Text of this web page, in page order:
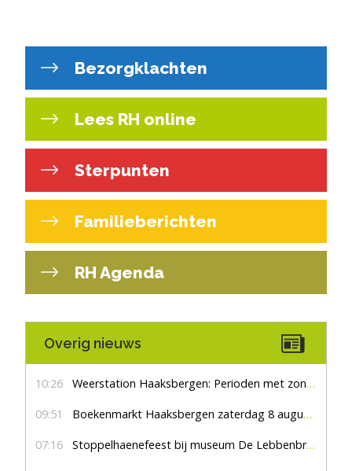
Bezorgklachten
Lees RH online
Sterpunten
Familieberichten
RH Agenda
Overig nieuws
10:26 Weerstation Haaksbergen: Perioden met zon en droog
09:51 Boekenmarkt Haaksbergen zaterdag 8 augustus, marktplein Haaksbergen
07:16 Stoppelhaenefeest bij museum De Lebbenbrugge